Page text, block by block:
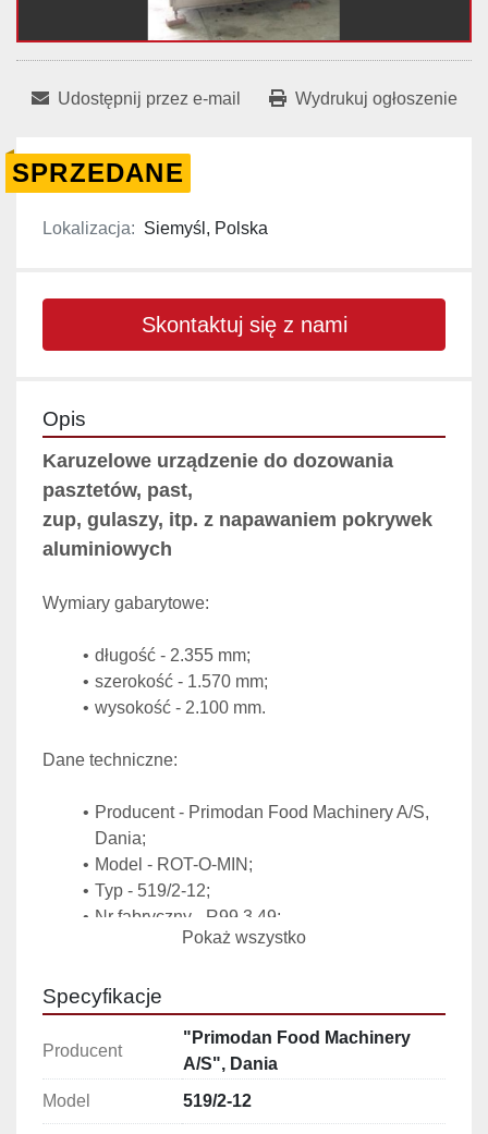
Udostępnij przez e-mail Wydrukuj ogłoszenie
SPRZEDANE
Lokalizacja: Siemyśl, Polska
Skontaktuj się z nami
Opis
Karuzelowe urządzenie do dozowania
pasztetów, past,
zup, gulaszy, itp. z napawaniem pokrywek
aluminiowych
Wymiary gabarytowe:
długość - 2.355 mm;
szerokość - 1.570 mm;
wysokość - 2.100 mm.
Dane techniczne:
Producent - Primodan Food Machinery A/S,
Dania;
Model - ROT-O-MIN;
Typ - 519/2-12;
Nr fabryczny - R99 3 49;
Rok produkcji - 1999;
Wydajność maksymalna - 5.400 szt./h;
Maksymalna wielkość dozowanych
cząsteczek - 3-10 mm;
dokładność dozowania farszu - +/- 1 cm³;
Producent podaje, że maksymalna liczba,
która może być
Pokaż wszystko
Specyfikacje
Producent
"Primodan Food Machinery
A/S", Dania
Model
519/2-12